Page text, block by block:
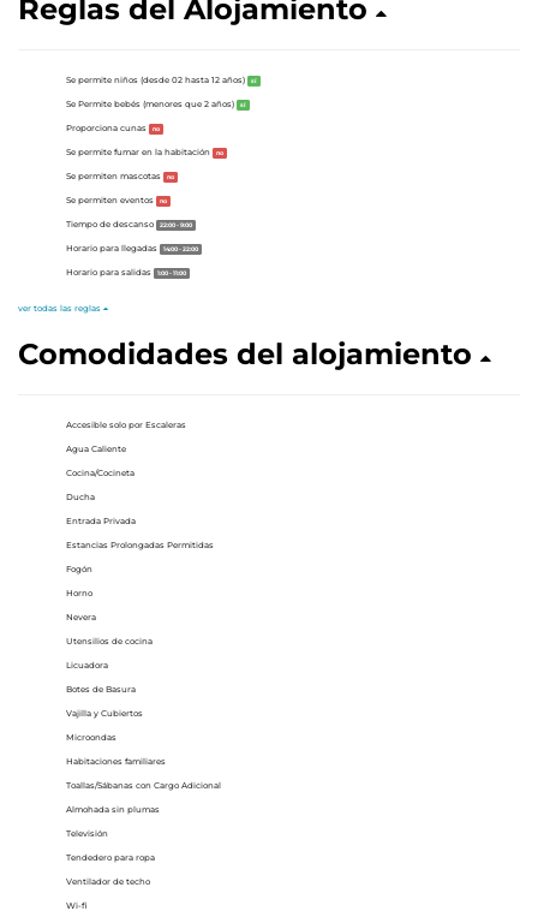
Reglas del Alojamiento
Se permite niños (desde 02 hasta 12 años) sí
Se Permite bebés (menores que 2 años) sí
Proporciona cunas no
Se permite fumar en la habitación no
Se permiten mascotas no
Se permiten eventos no
Tiempo de descanso 22:00 - 9:00
Horario para llegadas 14:00 - 22:00
Horario para salidas 1:00 - 11:00
ver todas las reglas
Comodidades del alojamiento
Accesible solo por Escaleras
Agua Caliente
Cocina/Cocineta
Ducha
Entrada Privada
Estancias Prolongadas Permitidas
Fogón
Horno
Nevera
Utensilios de cocina
Licuadora
Botes de Basura
Vajilla y Cubiertos
Microondas
Habitaciones familiares
Toallas/Sábanas con Cargo Adicional
Almohada sin plumas
Televisión
Tendedero para ropa
Ventilador de techo
Wi-fi